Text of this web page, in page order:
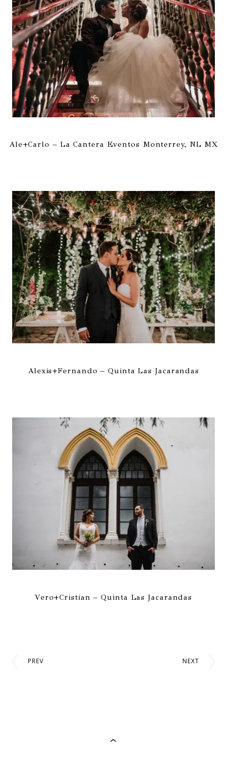
Ale+Carlo – La Cantera Eventos Monterrey, NL MX
Alexis+Fernando – Quinta Las Jacarandas
Vero+Cristian – Quinta Las Jacarandas
PREV NEXT